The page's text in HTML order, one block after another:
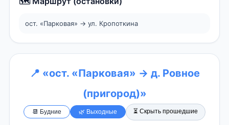
ост. «Парковая» → ул. Кропоткина
📍 «ост. «Парковая» → д. Ровное
(пригород)»
📆 Будние 🌿 Выходные ⏳ Скрыть прошедшие